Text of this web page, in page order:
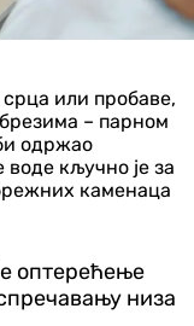
или пробаве,
– парном
одржао
воде кључно је за
каменаца
оптерећење
низа